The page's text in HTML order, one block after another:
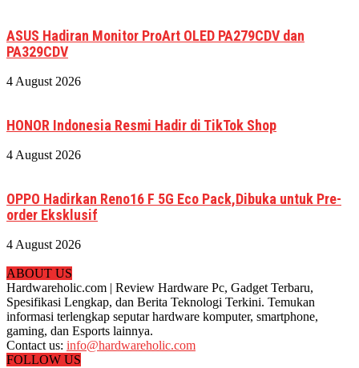
ASUS Hadiran Monitor ProArt OLED PA279CDV dan
PA329CDV
4 August 2026
HONOR Indonesia Resmi Hadir di TikTok Shop
4 August 2026
OPPO Hadirkan Reno16 F 5G Eco Pack,Dibuka untuk Pre-
order Eksklusif
4 August 2026
ABOUT US
Hardwareholic.com | Review Hardware Pc, Gadget Terbaru,
Spesifikasi Lengkap, dan Berita Teknologi Terkini. Temukan
informasi terlengkap seputar hardware komputer, smartphone,
gaming, dan Esports lainnya.
Contact us: info@hardwareholic.com
FOLLOW US